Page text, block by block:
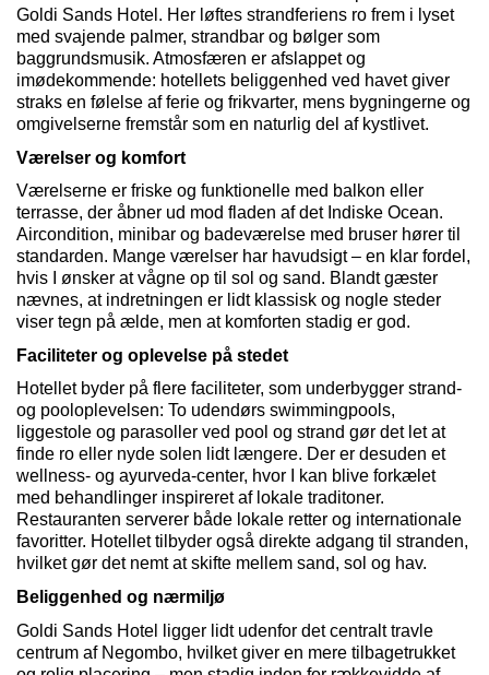
Goldi Sands Hotel. Her løftes strandferiens ro frem i lyset
med svajende palmer, strandbar og bølger som
baggrundsmusik. Atmosfæren er afslappet og
imødekommende: hotellets beliggenhed ved havet giver
straks en følelse af ferie og frikvarter, mens bygningerne og
omgivelserne fremstår som en naturlig del af kystlivet.
Værelser og komfort
Værelserne er friske og funktionelle med balkon eller
terrasse, der åbner ud mod fladen af det Indiske Ocean.
Aircondition, minibar og badeværelse med bruser hører til
standarden. Mange værelser har havudsigt – en klar fordel,
hvis I ønsker at vågne op til sol og sand. Blandt gæster
nævnes, at indretningen er lidt klassisk og nogle steder
viser tegn på ælde, men at komforten stadig er god.
Faciliteter og oplevelse på stedet
Hotellet byder på flere faciliteter, som underbygger strand-
og pooloplevelsen: To udendørs swimmingpools,
liggestole og parasoller ved pool og strand gør det let at
finde ro eller nyde solen lidt længere. Der er desuden et
wellness- og ayurveda-center, hvor I kan blive forkælet
med behandlinger inspireret af lokale traditoner.
Restauranten serverer både lokale retter og internationale
favoritter. Hotellet tilbyder også direkte adgang til stranden,
hvilket gør det nemt at skifte mellem sand, sol og hav.
Beliggenhed og nærmiljø
Goldi Sands Hotel ligger lidt udenfor det centralt travle
centrum af Negombo, hvilket giver en mere tilbagetrukket